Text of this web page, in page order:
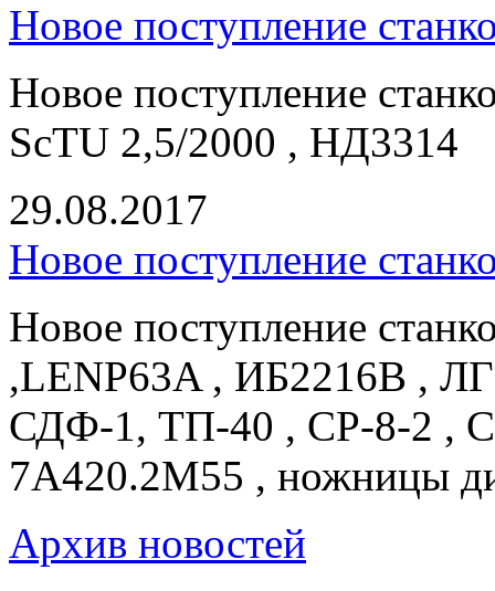
Новое поступление
Новое поступление
ScTU 2,5/2000 , НД3314
29.08.2017
Новое поступление
Новое поступление
,LENP63A , ИБ2216В ,
СДФ-1, ТП-40 , СР-8-2 ,
7А420.2М55 , ножницы
Архив новостей